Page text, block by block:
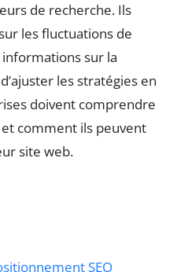
de recherche. Ils
les fluctuations de
sur la
les stratégies en
doivent comprendre
comment ils peuvent
site web.
SEO